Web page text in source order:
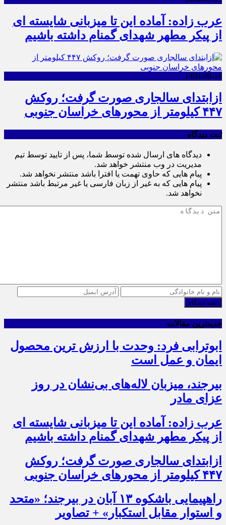
عرب زاده: آماده این تا میزبانی شایسته ای
از پیکر مطهر شهدای گمنام داشته باشیم
1404-08-14
ازابتدای سالجاری صورت گرفت؛ روکش
۴۴۷ کیلومتر از محورهای خراسان جنوبی
ثبت دیدگاه
دیدگاه های ارسال شده توسط شما، پس از تایید توسط تیم
مدیریت در وب منتشر خواهد شد.
پیام هایی که حاوی تهمت یا افترا باشد منتشر نخواهد شد.
پیام هایی که به غیر از زبان فارسی یا غیر مرتبط باشد منتشر
نخواهد شد.
ثبت دیدگاه
جدیدترین مقالات
ابوترابی فرد: وحدت با ارزش ترین محصول
ایمان و عمل است
بیرجند، میزبان لاله‌های بی‌نشان در روز
عزای مادر
عرب زاده: آماده این تا میزبانی شایسته ای
از پیکر مطهر شهدای گمنام داشته باشیم
ازابتدای سالجاری صورت گرفت؛ روکش
۴۴۷ کیلومتر از محورهای خراسان جنوبی
راهپیمایی باشکوه ۱۳ آبان در بیرجند؛ «متحد
و استوار مقابل استکبار» + تصاویر